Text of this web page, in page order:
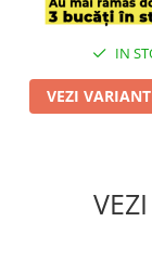
IN
VEZI